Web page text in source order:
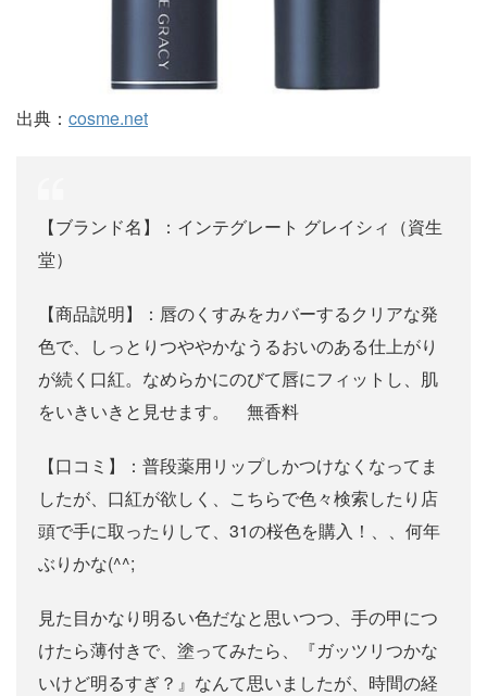
出典： cosme.net
【ブランド名】：インテグレート グレイシィ（資生
堂）
【商品説明】：唇のくすみをカバーするクリアな発
色で、しっとりつややかなうるおいのある仕上がり
が続く口紅。なめらかにのびて唇にフィットし、肌
をいきいきと見せます。 無香料
【口コミ】：普段薬用リップしかつけなくなってま
したが、口紅が欲しく、こちらで色々検索したり店
頭で手に取ったりして、31の桜色を購入！、、何年
ぶりかな(^^;
見た目かなり明るい色だなと思いつつ、手の甲につ
けたら薄付きで、塗ってみたら、『ガッツリつかな
いけど明るすぎ？』なんて思いましたが、時間の経